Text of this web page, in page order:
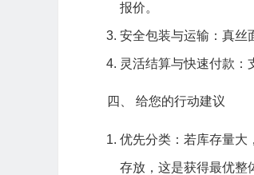
报价。
安全包装与运输：真丝
灵活结算与快速付款：
四、 给您的行动建议
优先分类：若库存量大
存放，这是获得最优整